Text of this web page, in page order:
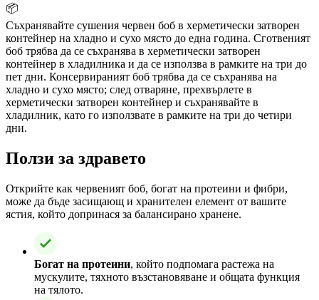
📦
Съхранявайте сушения червен боб в херметически затворен
контейнер на хладно и сухо място до една година. Сготвеният
боб трябва да се съхранява в херметически затворен
контейнер в хладилника и да се използва в рамките на три до
пет дни. Консервираният боб трябва да се съхранява на
хладно и сухо място; след отваряне, прехвърлете в
херметически затворен контейнер и съхранявайте в
хладилник, като го използвате в рамките на три до четири
дни.
Ползи за здравето
Открийте как червеният боб, богат на протеини и фибри,
може да бъде засищающ и хранителен елемент от вашите
ястия, който допринася за балансирано хранене.
Богат на протеини, който подпомага растежа на
мускулите, тяхното възстановяване и общата функция
на тялото.